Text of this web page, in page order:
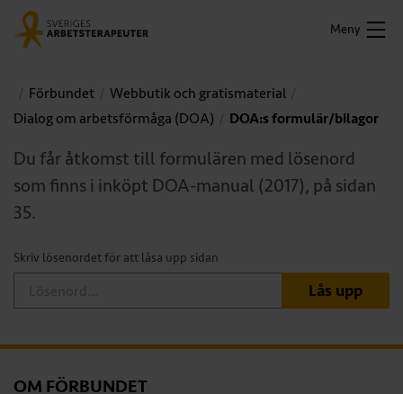
Meny
Förbundet
Webbutik och gratismaterial
Dialog om arbetsförmåga (DOA)
DOA:s formulär/bilagor
Du får åtkomst till formulären med lösenord
som finns i inköpt DOA-manual (2017), på sidan
35.
Skriv lösenordet för att låsa upp sidan
Lås upp
OM FÖRBUNDET